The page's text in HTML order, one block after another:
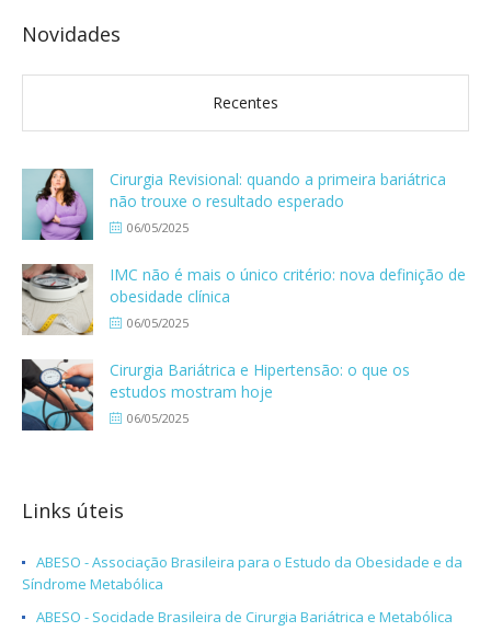
Novidades
Recentes
Cirurgia Revisional: quando a primeira bariátrica
não trouxe o resultado esperado
06/05/2025
IMC não é mais o único critério: nova definição de
obesidade clínica
06/05/2025
Cirurgia Bariátrica e Hipertensão: o que os
estudos mostram hoje
06/05/2025
Links úteis
ABESO - Associação Brasileira para o Estudo da Obesidade e da
Síndrome Metabólica
ABESO - Socidade Brasileira de Cirurgia Bariátrica e Metabólica